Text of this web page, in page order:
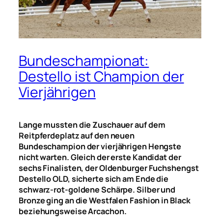
Bundeschampionat:
Destello ist Champion der
Vierjährigen
Lange mussten die Zuschauer auf dem
Reitpferdeplatz auf den neuen
Bundeschampion der vierjährigen Hengste
nicht warten. Gleich der erste Kandidat der
sechs Finalisten, der Oldenburger Fuchshengst
Destello OLD, sicherte sich am Ende die
schwarz-rot-goldene Schärpe. Silber und
Bronze ging an die Westfalen Fashion in Black
beziehungsweise Arcachon.